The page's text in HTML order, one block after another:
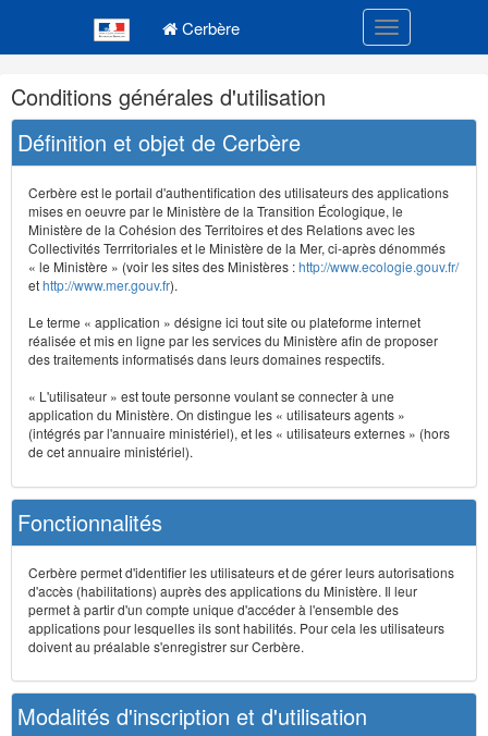
Cerbère Toggle
Navigation
et
outils
annexes
Conditions générales d'utilisation
Définition et objet de Cerbère
Cerbère est le portail d'authentification des utilisateurs des applications
mises en oeuvre par le Ministère de la Transition Écologique, le
Ministère de la Cohésion des Territoires et des Relations avec les
Collectivités Terrritoriales et le Ministère de la Mer, ci-après dénommés
« le Ministère » (voir les sites des Ministères :http://www.ecologie.gouv.fr/
ethttp://www.mer.gouv.fr).
Le terme « application » désigne ici tout site ou plateforme internet
réalisée et mis en ligne par les services du Ministère afin de proposer
des traitements informatisés dans leurs domaines respectifs.
« L'utilisateur » est toute personne voulant se connecter à une
application du Ministère. On distingue les « utilisateurs agents »
(intégrés par l'annuaire ministériel), et les « utilisateurs externes » (hors
de cet annuaire ministériel).
Fonctionnalités
Cerbère permet d'identifier les utilisateurs et de gérer leurs autorisations
d'accès (habilitations) auprès des applications du Ministère. Il leur
permet à partir d'un compte unique d'accéder à l'ensemble des
applications pour lesquelles ils sont habilités. Pour cela les utilisateurs
doivent au préalable s'enregistrer sur Cerbère.
Modalités d'inscription et d'utilisation